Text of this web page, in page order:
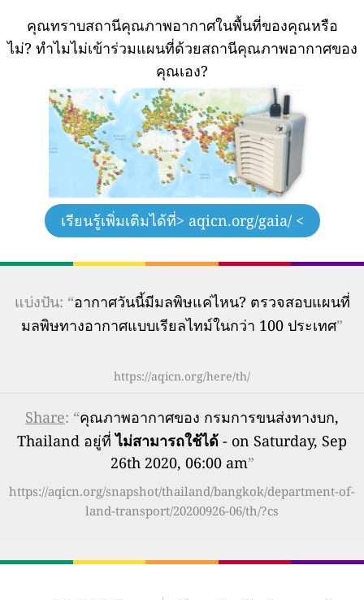
คุณทราบสถานีคุณภาพอากาศในพื้นที่ของคุณหรือ
ไม่? ทำไมไม่เข้าร่วมแผนที่ด้วยสถานีคุณภาพอากาศของ
คุณเอง?
เรียนรู้เพิ่มเติมได้ที่> aqicn.org/gaia/ <
แบ่งปัน: “อากาศวันนี้มีมลพิษแค่ไหน? ตรวจสอบแผนที่
มลพิษทางอากาศแบบเรียลไทม์ในกว่า 100 ประเทศ”
https://aqicn.org/here/th/
Share: “คุณภาพอากาศของ กรมการขนส่งทางบก,
Thailand อยู่ที่ไม่สามารถใช้ได้ - on Saturday, Sep
26th 2020, 06:00 am”
https://aqicn.org/snapshot/thailand/bangkok/department-of-
land-transport/20200926-06/th/?cs